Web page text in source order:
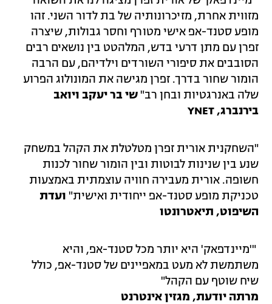
מזווית אחרת, מזיכרונותיה של בת לדור השני. זהו
מופע סטנד-אפ אישי מטורף וחסר גבולות, שיצרה
זפרן עם מתן דרעי בדש, המלהטט בין נושאים רבים
הסובבים את סיפורי השורדים וילדיהם, עם הרבה
הומור שחור בדרך. זפרן מגישה את המונולוג הפרוע
שלה באנרגטיות ובחן רב"שי בר יעקב ויואב
בירנברג, YNET
"השחקנית אורית זפרן מטלטלת את הקהל במשחק
שנע בין שנינות לבוטות ובין הומור שחור לכנות
חשופה. אורית מעבירה חוויה עוצמתית באמצעות
טכניקת מופע סטנד-אפ ייחודית ואישית" ועדת
השיפוט, תיאטרונטו
"'מיינדפאק' היא יותר מכל סטנד-אפ, והיא
משתמשת לא מעט במאפיינים של סטנד-אפ, כולל
שיח שוטף עם הקהל"
מרתה יודעת, מגזין אינטרנט